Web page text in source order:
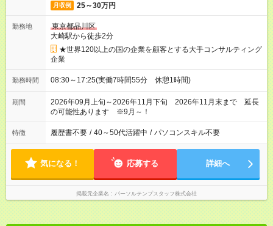
月収例 25～30万円
勤務地
東京都品川区
大崎駅から徒歩2分
★世界120以上の国の企業を顧客とする大手コンサルティング
企業
勤務時間 08:30～17:25(実働7時間55分 休憩1時間)
期間
2026年09月上旬～2026年11月下旬 2026年11月末まで 延長
の可能性あります ※9月～！
特徴 履歴書不要 / 40～50代活躍中 / パソコンスキル不要
気になる！ 応募する 詳細へ
掲載元企業名 パーソルテンプスタッフ株式会社